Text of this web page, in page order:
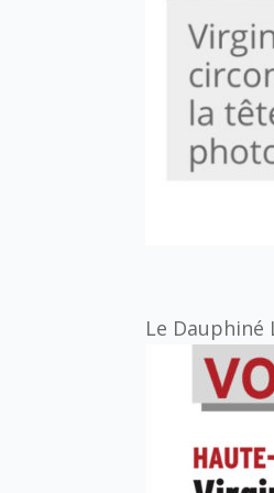
Le Dauphiné